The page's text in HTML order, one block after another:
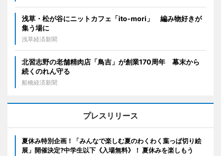
浅草・松が谷にニットカフェ「ito-mori」 編み物好きが
集う場に
浅草経済新聞
北習志野の老舗精肉店「鳥吉」が創業170周年 幕末から
続くのれん守る
船橋経済新聞
プレスリリース
夏休み特別企画！「みんなで楽しむ夏のわくわく葉っぱ切り絵
展」開催決定?中学生以下《入場無料》！ 夏休みを楽しもう